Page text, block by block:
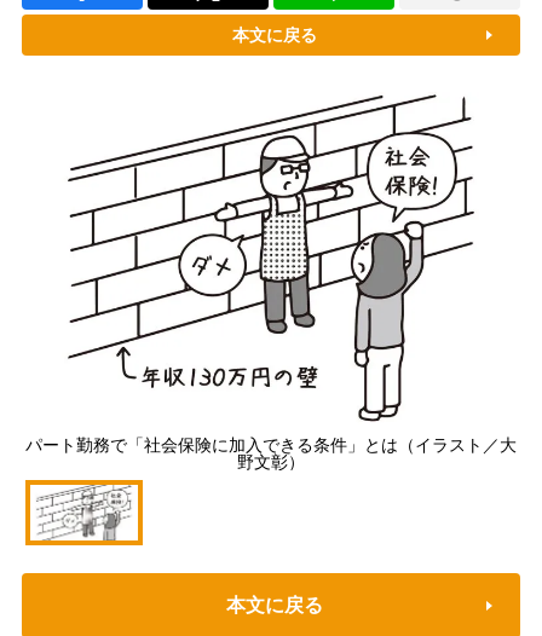
本文に戻る
パート勤務で「社会保険に加入できる条件」とは（イラスト／大
野文彰）
本文に戻る